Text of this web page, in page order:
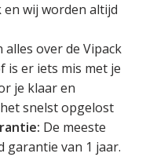
wij worden altijd
alles over de Vipack
is er iets mis met je
je klaar en
snelst opgelost
De meeste
garantie van 1 jaar.